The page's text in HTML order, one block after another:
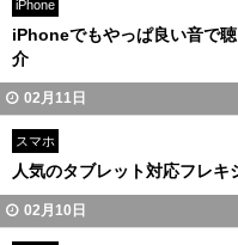
iPhone
iPhoneでもやっぱ良い音で
介
02月11日
スマホ
人気のタブレット対応フレ
02月10日